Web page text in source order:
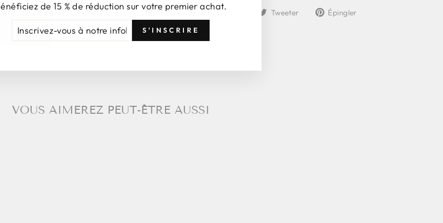
de 15 % de réduction sur votre premier achat.
S'INSCRIRE
Partager
Partager
Tweeter
TweeterÉpingler
VOUS AIMEREZ PEUT-ÊTRE AUSSI